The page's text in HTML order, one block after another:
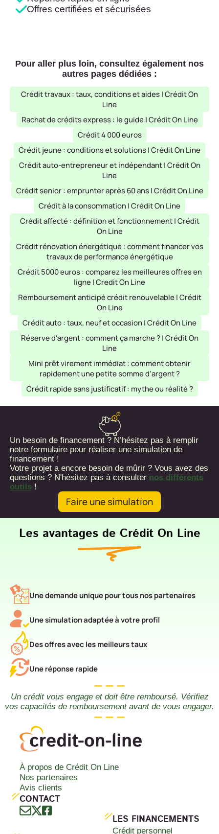
Offres certifiées et sécurisées
Pour aller plus loin, consultez également nos
autres pages dédiées :
Crédit travaux : taux, conditions et aides | Crédit On
Line
Rachat de crédits express : le guide | Crédit On Line
Crédit 4 000 euros
Crédit jeune : conditions et solutions | Crédit On Line
Crédit auto-entrepreneur et indépendant | Crédit On
Line
Crédit senior : emprunter après 60 ans | Crédit On Line
Crédit à la consommation | Crédit On Line
Crédit affecté : définition et fonctionnement | Crédit
On Line
Crédit rénovation énergétique : comment financer vos
travaux de performance énergétique
Crédit 5000 euros : comparez les meilleures offres en
ligne | Credit On Line
Remboursement anticipé crédit renouvelable | Crédit
On Line
Crédit auto : taux, neuf et occasion | Crédit On Line
Réserve d'argent : comment ça marche ? | Crédit On
Line
Mini prêt virement immédiat : comment obtenir
rapidement une petite somme d’argent ?
Crédit rapide sans justificatif : mythe ou réalité ?
Un besoin de financement ? N’hésitez pas à remplir
notre formulaire pour réaliser une simulation de
financement !
Votre projet a encore besoin de mûrir ? Vous avez des
questions ? N'hésitez pas à consulter nos différents
outils !
Faire une simulation
Les avantages de Crédit On Line
Une demande unique pour tous nos partenaires
Une simulation adaptée à votre profil
Des offres avec les meilleurs taux
Une réponse rapide
Un crédit vous engage et doit être remboursé. Vérifiez
vos capacités de remboursement avant de vous engager.
À propos de Crédit On Line
Nos partenaires
Avis clients
CONTACT
LES FINANCEMENTS
Crédit personnel